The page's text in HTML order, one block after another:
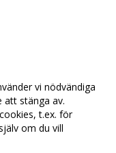
vi nödvändiga
att stänga av.
t.ex. för
om du vill